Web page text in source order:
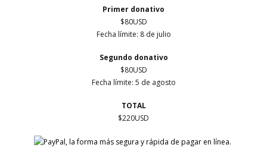
Primer donativo
$80USD
Fecha límite: 8 de julio
Segundo donativo
$80USD
Fecha límite: 5 de agosto
TOTAL
$220USD